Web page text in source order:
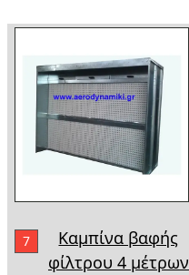
7
Καμπίνα βαφής
φίλτρου 4 μέτρων